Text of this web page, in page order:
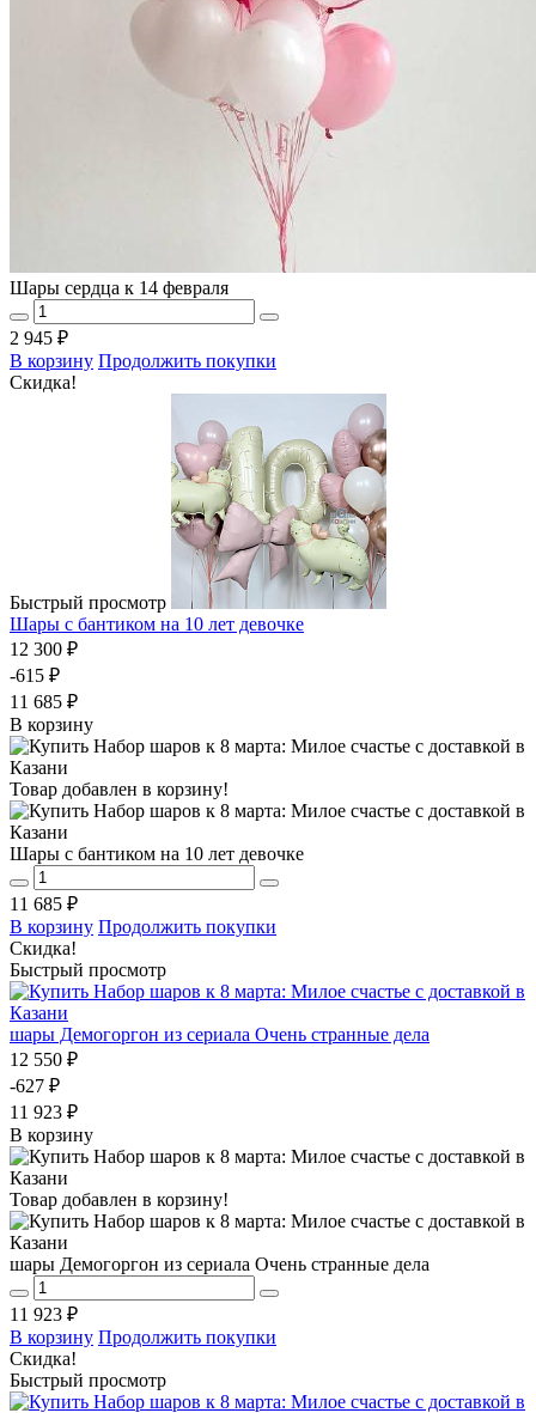
Шары сердца к 14 февраля
2 945 ₽
В корзину Продолжить покупки
Скидка!
Быстрый просмотр
Шары с бантиком на 10 лет девочке
12 300 ₽
-615 ₽
11 685 ₽
В корзину
Товар добавлен в корзину!
Шары с бантиком на 10 лет девочке
11 685 ₽
В корзину Продолжить покупки
Скидка!
Быстрый просмотр
шары Демогоргон из сериала Очень странные дела
12 550 ₽
-627 ₽
11 923 ₽
В корзину
Товар добавлен в корзину!
шары Демогоргон из сериала Очень странные дела
11 923 ₽
В корзину Продолжить покупки
Скидка!
Быстрый просмотр